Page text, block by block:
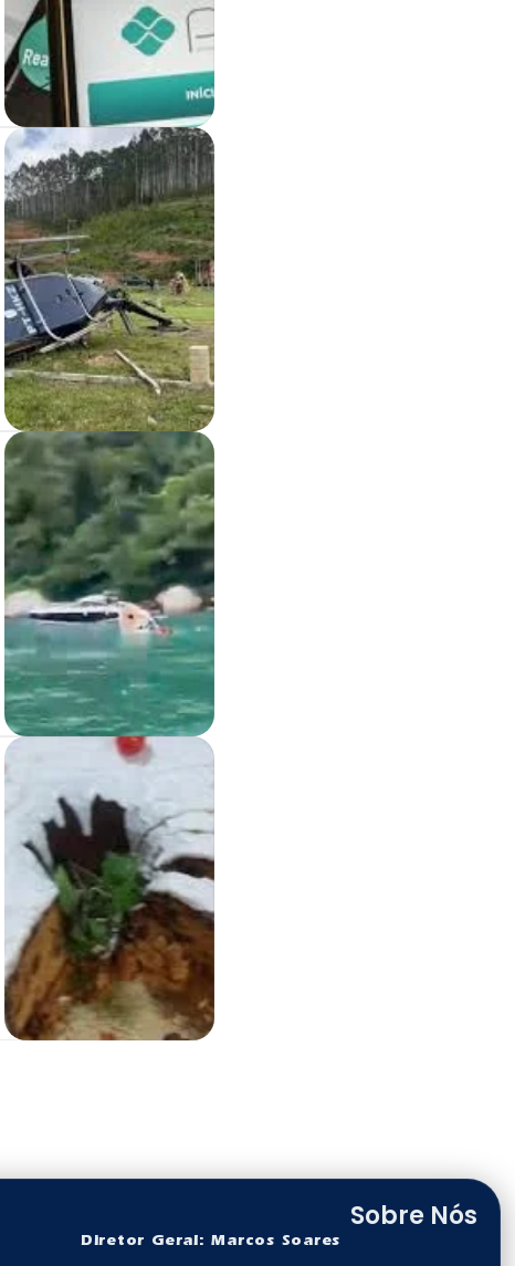
Sobre Nós
Diretor Geral: Marcos Soares